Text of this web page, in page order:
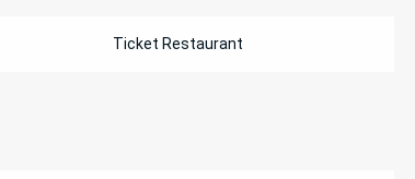
Ticket Restaurant